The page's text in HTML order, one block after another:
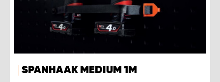
SPANHAAK MEDIUM 1M